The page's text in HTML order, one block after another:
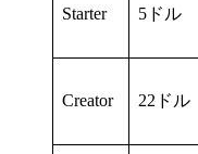
Starter 5ドル
Creator 22ドル